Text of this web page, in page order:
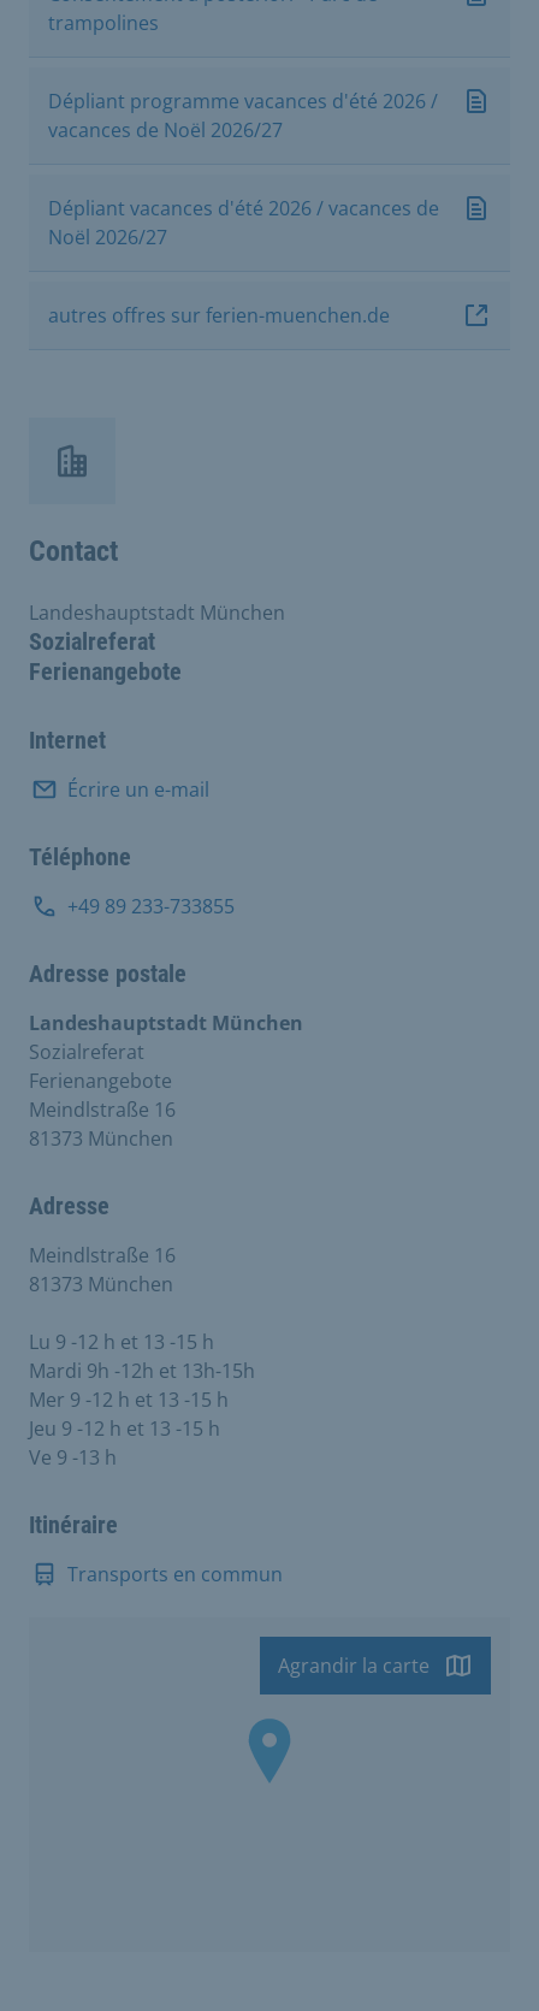
trampolines
Dépliant programme vacances d'été 2026 /
vacances de Noël 2026/27
Dépliant vacances d'été 2026 / vacances de
Noël 2026/27
autres offres sur ferien-muenchen.de
Contact
Sozialreferat
Ferienangebote
Landeshauptstadt München
Internet
Écrire un e-mail
Téléphone
+49 89 233-733855
Adresse postale
Landeshauptstadt München
Sozialreferat
Ferienangebote
Meindlstraße 16
81373 München
Adresse
Meindlstraße 16
81373 München
Lu 9 -12 h et 13 -15 h
Mardi 9h -12h et 13h-15h
Mer 9 -12 h et 13 -15 h
Jeu 9 -12 h et 13 -15 h
Ve 9 -13 h
Itinéraire
Transports en commun
Agrandir la carte